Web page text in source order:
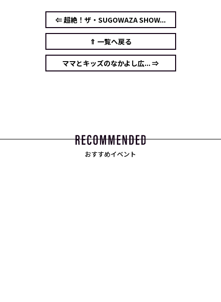
⇐ 超絶！ザ・SUGOWAZA SHOW...
⇑ 一覧へ戻る
ママとキッズのなかよし広... ⇒
おすすめイベント